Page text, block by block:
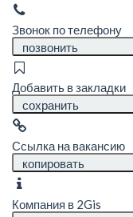
Звонок по телефону
позвонить
Добавить в закладки
сохранить
Ссылка на вакансию
копировать
Компания в 2Gis